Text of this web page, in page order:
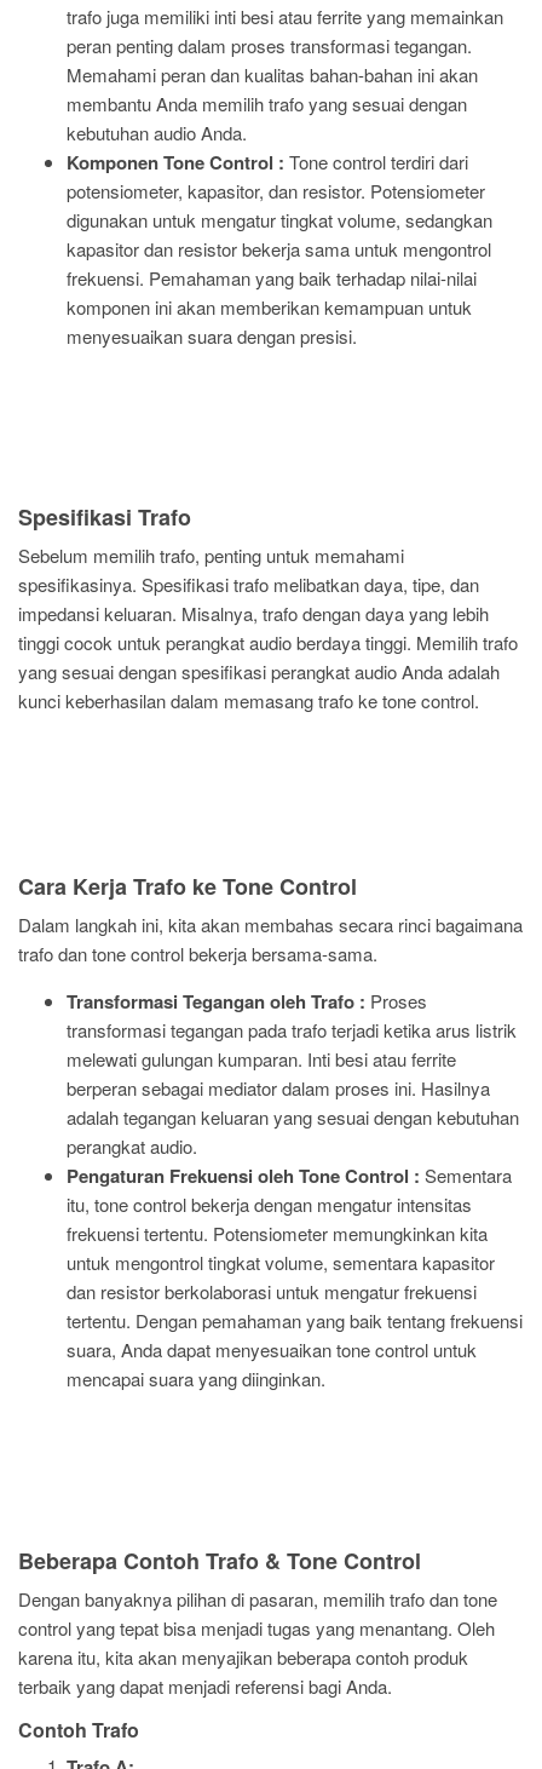
trafo juga memiliki inti besi atau ferrite yang memainkan
peran penting dalam proses transformasi tegangan.
Memahami peran dan kualitas bahan-bahan ini akan
membantu Anda memilih trafo yang sesuai dengan
kebutuhan audio Anda.
Komponen Tone Control : Tone control terdiri dari
potensiometer, kapasitor, dan resistor. Potensiometer
digunakan untuk mengatur tingkat volume, sedangkan
kapasitor dan resistor bekerja sama untuk mengontrol
frekuensi. Pemahaman yang baik terhadap nilai-nilai
komponen ini akan memberikan kemampuan untuk
menyesuaikan suara dengan presisi.
Spesifikasi Trafo
Sebelum memilih trafo, penting untuk memahami
spesifikasinya. Spesifikasi trafo melibatkan daya, tipe, dan
impedansi keluaran. Misalnya, trafo dengan daya yang lebih
tinggi cocok untuk perangkat audio berdaya tinggi. Memilih trafo
yang sesuai dengan spesifikasi perangkat audio Anda adalah
kunci keberhasilan dalam memasang trafo ke tone control.
Cara Kerja Trafo ke Tone Control
Dalam langkah ini, kita akan membahas secara rinci bagaimana
trafo dan tone control bekerja bersama-sama.
Transformasi Tegangan oleh Trafo : Proses
transformasi tegangan pada trafo terjadi ketika arus listrik
melewati gulungan kumparan. Inti besi atau ferrite
berperan sebagai mediator dalam proses ini. Hasilnya
adalah tegangan keluaran yang sesuai dengan kebutuhan
perangkat audio.
Pengaturan Frekuensi oleh Tone Control : Sementara
itu, tone control bekerja dengan mengatur intensitas
frekuensi tertentu. Potensiometer memungkinkan kita
untuk mengontrol tingkat volume, sementara kapasitor
dan resistor berkolaborasi untuk mengatur frekuensi
tertentu. Dengan pemahaman yang baik tentang frekuensi
suara, Anda dapat menyesuaikan tone control untuk
mencapai suara yang diinginkan.
Beberapa Contoh Trafo & Tone Control
Dengan banyaknya pilihan di pasaran, memilih trafo dan tone
control yang tepat bisa menjadi tugas yang menantang. Oleh
karena itu, kita akan menyajikan beberapa contoh produk
terbaik yang dapat menjadi referensi bagi Anda.
Contoh Trafo